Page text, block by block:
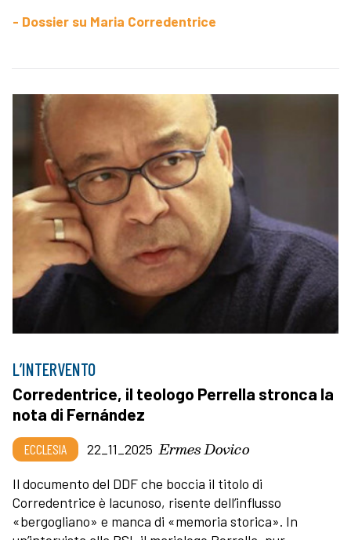
- Dossier su Maria Corredentrice
L’INTERVENTO
Corredentrice, il teologo Perrella stronca la
nota di Fernández
ECCLESIA 22_11_2025 Ermes Dovico
Il documento del DDF che boccia il titolo di
Corredentrice è lacunoso, risente dell’influsso
«bergogliano» e manca di «memoria storica». In